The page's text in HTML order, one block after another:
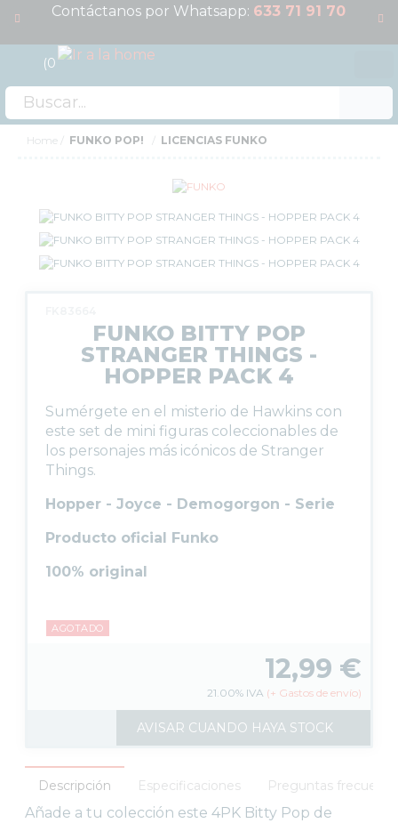
Contáctanos por Whatsapp: 633 71 91 70
0
OFERTAS
FUNKO POP!
TIPOS DE FUNKO POP!
LICENCIAS FUNKO
FUNKO POP CINE
FUNKO POP DC COMICS
FUNKO POP DISNEY
FUNKO POP DRAGON BALL
FUNKO POP EL SEÑOR DE LOS ANILLOS
FUNKO POP MARVEL
FUNKO POP MÚSICA
FUNKO POP ONE PIECE
FUNKO POP STAR WARS
FUNKO POP VIDEOJUEGOS
COLECCIONISMO
WARHAMMER
Home FUNKO POP! LICENCIAS FUNKO
FUNKO BITTY POP
STRANGER THINGS -
HOPPER PACK 4
Sumérgete en el misterio de Hawkins con
este set de mini figuras coleccionables de
los personajes más icónicos de Stranger
Things.
Hopper - Joyce - Demogorgon - Serie
Producto oficial Funko
100% original
AGOTADO
12,99 €
21.00% IVA (+ Gastos de envío)
AVISAR CUANDO HAYA STOCK
Descripción Especificaciones Preguntas
Añade a tu colección este 4PK Bitty Pop de